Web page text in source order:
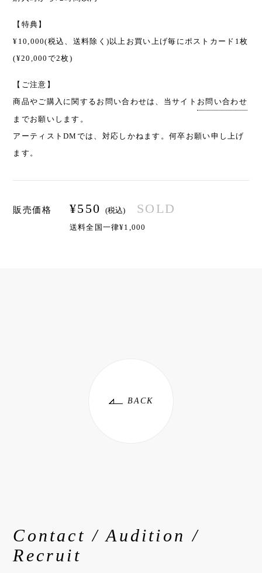
【特典】
¥10,000(税込、送料除く)以上お買い上げ毎にポストカード1枚
(¥20,000で2枚)
【ご注意】
商品やご購入に関するお問い合わせは、当サイト お問い合わせ
までお願いします。
アーティストDMでは、対応しかねます。何卒お願い申し上げ
ます。
販売価格 ¥550 (税込) SOLD
送料全国一律¥1,000
BACK
Contact / Audition /
Recruit